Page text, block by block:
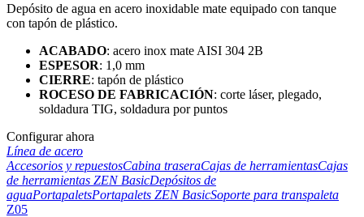
Depósito de agua en acero inoxidable mate equipado con tanque
con tapón de plástico.
ACABADO: acero inox mate AISI 304 2B
ESPESOR: 1,0 mm
CIERRE: tapón de plástico
ROCESO DE FABRICACIÓN: corte láser, plegado,
soldadura TIG, soldadura por puntos
Configurar ahora
Línea de acero
Accesorios y repuestosCabina traseraCajas de herramientasCajas
de herramientas ZEN BasicDepósitos de
aguaPortapaletsPortapalets ZEN BasicSoporte para transpaleta
Z05